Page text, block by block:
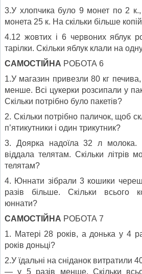
3.У хлопчика було 9 монет по 2
монета 25 к. На скільки більше
4.12 жовтих і 6 червоних яблук
тарілки. Скільки яблук клали на
САМОСТІЙНА РОБОТА 6
1.У магазин привезли 80 кг
менше. Всі цукерки розсипали у
Скільки потрібно було пакетів?
2. Скільки потрібно паличок, щоб
п’ятикутники і один трикутник?
3. Доярка надоїла 32 л молока.
віддала телятам. Скільки літрів
телятам?
4. Юннати зібрали 3 кошики
разів більше. Скільки всього
юннати?
САМОСТІЙНА РОБОТА 7
1. Матері 28 років, а донька у 4
років доньці?
2.У їдальні на сніданок витратили
— у 5 разів менше. Скільки